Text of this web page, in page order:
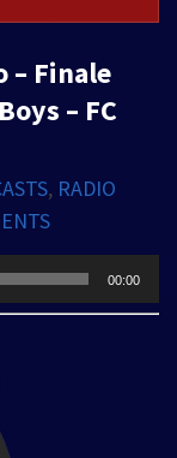
– Finale
– FC
, RADIO
00:00